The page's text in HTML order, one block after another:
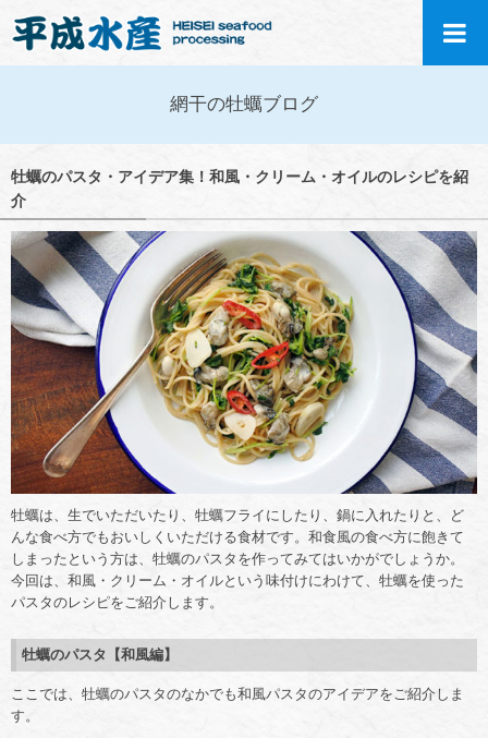
網干の牡蠣ブログ
牡蠣のパスタ・アイデア集！和風・クリーム・オイルのレシピを紹
介
牡蠣は、生でいただいたり、牡蠣フライにしたり、鍋に入れたりと、ど
んな食べ方でもおいしくいただける食材です。和食風の食べ方に飽きて
しまったという方は、牡蠣のパスタを作ってみてはいかがでしょうか。
今回は、和風・クリーム・オイルという味付けにわけて、牡蠣を使った
パスタのレシピをご紹介します。
牡蠣のパスタ【和風編】
ここでは、牡蠣のパスタのなかでも和風パスタのアイデアをご紹介しま
す。